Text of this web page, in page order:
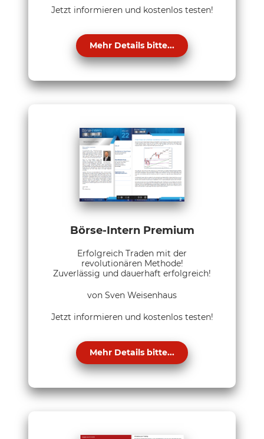
Jetzt informieren und kostenlos testen!
Mehr Details bitte...
Börse-Intern Premium
Erfolgreich Traden mit der
revolutionären Methode!
Zuverlässig und dauerhaft erfolgreich!
von Sven Weisenhaus
Jetzt informieren und kostenlos testen!
Mehr Details bitte...